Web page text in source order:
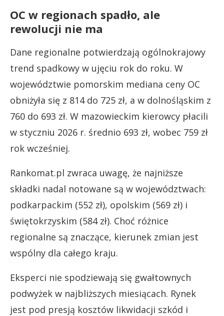
OC w regionach spadło, ale
rewolucji nie ma
Dane regionalne potwierdzają ogólnokrajowy
trend spadkowy w ujęciu rok do roku. W
województwie pomorskim mediana ceny OC
obniżyła się z 814 do 725 zł, a w dolnośląskim z
760 do 693 zł. W mazowieckim kierowcy płacili
w styczniu 2026 r. średnio 693 zł, wobec 759 zł
rok wcześniej.
Rankomat.pl zwraca uwagę, że najniższe
składki nadal notowane są w województwach:
podkarpackim (552 zł), opolskim (569 zł) i
świętokrzyskim (584 zł). Choć różnice
regionalne są znaczące, kierunek zmian jest
wspólny dla całego kraju.
Eksperci nie spodziewają się gwałtownych
podwyżek w najbliższych miesiącach. Rynek
jest pod presją kosztów likwidacji szkód i